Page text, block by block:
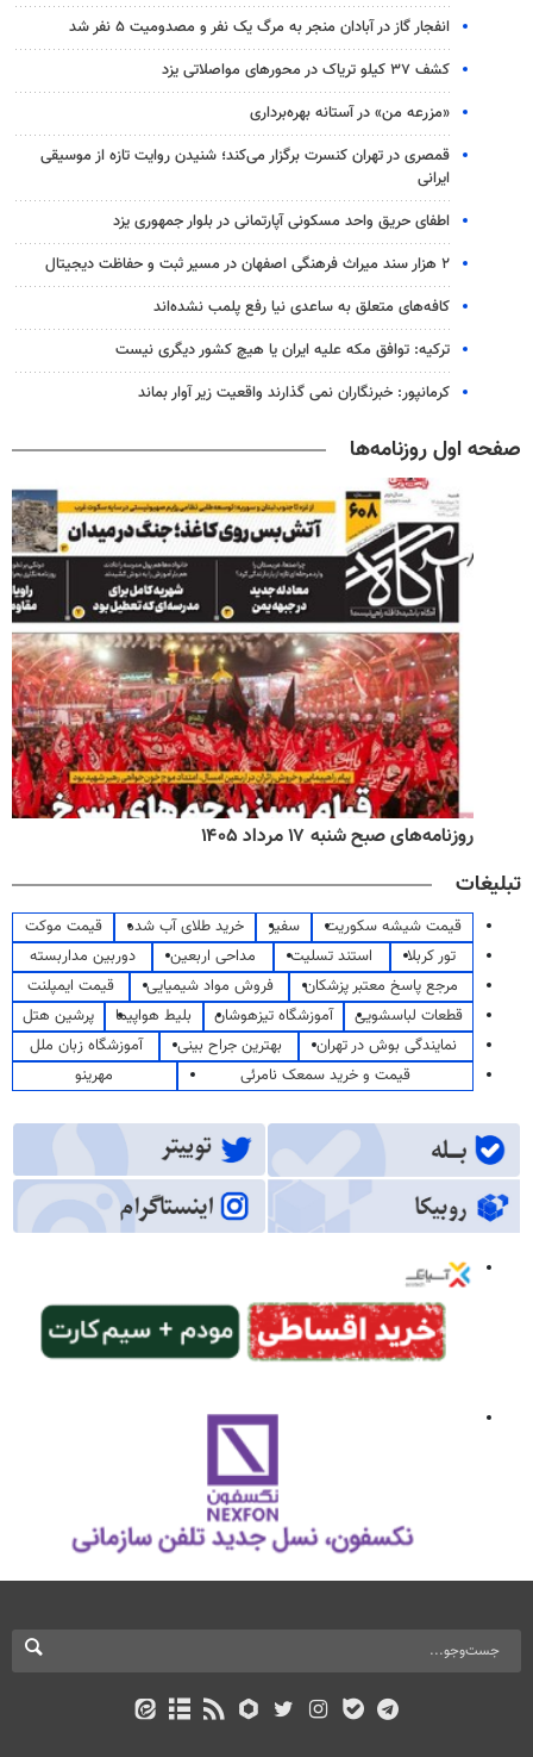
انفجار گاز در آبادان منجر به مرگ یک نفر و مصدومیت ۵ نفر شد
کشف ۳۷ کیلو تریاک در محورهای مواصلاتی یزد
«مزرعه من» در آستانه بهره‌برداری
قمصری در تهران کنسرت برگزار می‌کند؛ شنیدن روایت تازه از موسیقی
ایرانی
اطفای حریق واحد مسکونی آپارتمانی در بلوار جمهوری یزد
۲ هزار سند میراث فرهنگی اصفهان در مسیر ثبت و حفاظت دیجیتال
کافه‌های متعلق به ساعدی نیا رفع پلمب نشده‌اند
ترکیه: توافق مکه علیه ایران یا هیچ کشور دیگری نیست
کرمانپور: خبرنگاران نمی گذارند واقعیت زیر آوار بماند
صفحه اول روزنامه‌ها
روزنامه‌های صبح شنبه ۱۷ مرداد ۱۴۰۵
تبلیغات
قیمت شیشه سکوریت سفیر خرید طلای آب شده
قیمت موکت
تور کربلا
استند تسلیت مداحی اربعین
دوربین مداربسته
مرجع پاسخ معتبر پزشکان
فروش مواد شیمیایی
قیمت ایمپلنت
قطعات لباسشویی
آموزشگاه تیزهوشان بلیط هواپیما
پرشین هتل
نمایندگی بوش در تهران
بهترین جراح بینی
آموزشگاه زبان ملل
قیمت و خرید سمعک نامرئی
مهرینو